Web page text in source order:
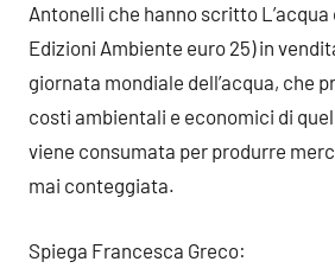
Antonelli che hanno scritto
Edizioni Ambiente euro 25) in
giornata mondiale dell’acqua, che
costi ambientali e economici di
viene consumata per produrre
mai conteggiata.
Spiega Francesca Greco: